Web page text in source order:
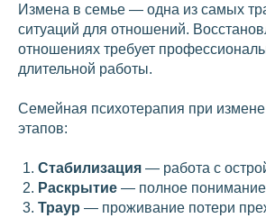
Измена в семье — одна из самых
ситуаций для отношений.
отношениях требует
длительной работы.
Семейная психотерапия при измене
этапов:
Стабилизация — работа с
Раскрытие — полное
Траур — проживание потери